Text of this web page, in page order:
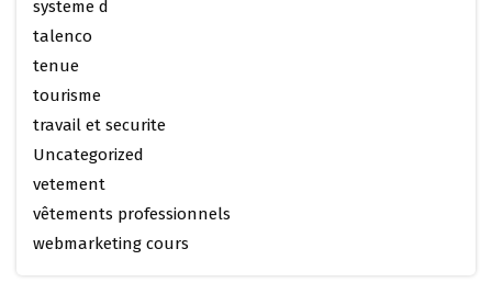
systeme d
talenco
tenue
tourisme
travail et securite
Uncategorized
vetement
vêtements professionnels
webmarketing cours